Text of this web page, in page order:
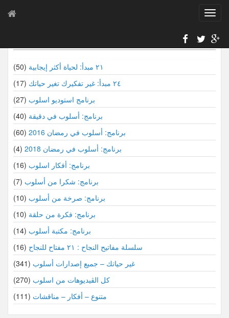
T
g
g
n
i
a
o
٢١ مبدأ: لحياة أكثر إيجابية
(50)
٢٤ مبدأ: غير تفكيرك تغير حياتك
(17)
برنامج استوديو اسلوب (27)
برنامج: أسلوب في دقيقة (40)
برنامج: أسلوب في رمضان 2016
(60)
برنامج: أسلوب في رمضان 2018
(4)
برنامج: أفكار اسلوب (16)
برنامج: شكرا من أسلوب (7)
برنامج: صرخة من أسلوب (10)
برنامج: فكرة من حلقة (10)
برنامج: مكتبة أسلوب (14)
سلسلة مفاتيح النجاح : ٢١ مفتاح للنجاح
(16)
غير حياتك – جميع إصدارات أسلوب (341)
كل الڤيديوهات من اسلوب (270)
متنوع – أفكار – مناقشات (111)